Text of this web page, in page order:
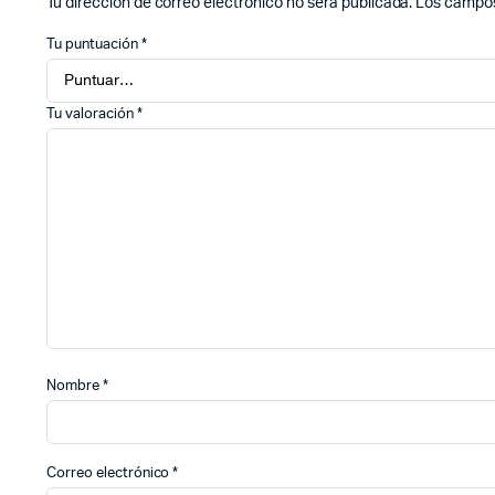
Tu puntuación *
Tu valoración *
Nombre *
Correo electrónico*